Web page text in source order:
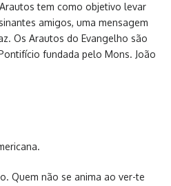
tem como objetivo levar
amigos, uma mensagem
Os Arautos do Evangelho são
fundada pelo Mons. João
Quem não se anima ao ver-te